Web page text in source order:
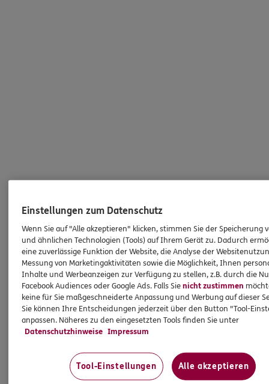
Einstellungen zum Datenschutz
Wenn Sie auf "Alle akzeptieren" klicken, stimmen Sie der Speicherung
und ähnlichen Technologien (Tools) auf Ihrem Gerät zu. Dadurch
eine zuverlässige Funktion der Website, die Analyse der
Messung von Marketingaktivitäten sowie die Möglichkeit, Ihnen
Inhalte und Werbeanzeigen zur Verfügung zu stellen, z.B. durch die
Facebook Audiences oder Google Ads. Falls Sienicht zustimmen
keine für Sie maßgeschneiderte Anpassung und Werbung auf dieser
Sie können Ihre Entscheidungen jederzeit über den Button "Tool-
anpassen. Näheres zu den eingesetzten Tools finden Sie unter
Datenschutzhinweise Impressum
Tool-Einstellungen Alle akzeptieren